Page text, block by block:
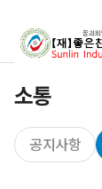
소통
공지사항